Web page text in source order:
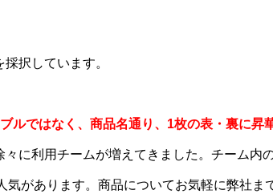
択しています。
ルではなく、商品名通り、1枚の表・裏に昇
に利用チームが増えてきました。チーム内
があります。商品についてお気軽に弊社ま